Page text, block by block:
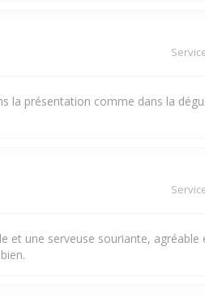
la présentation comme dans la
et une serveuse souriante,